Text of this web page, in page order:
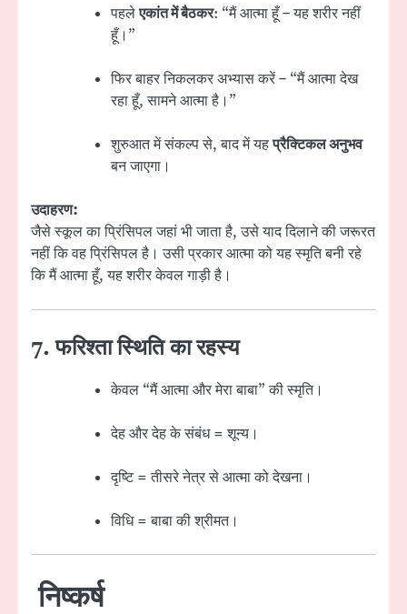
पहलेएकांत में बैठकर: “मैं आत्मा हूँ – यह शरीर नहीं
हूँ।”
फिर बाहर निकलकर अभ्यास करें – “मैं आत्मा देख
रहा हूँ, सामने आत्मा है।”
शुरुआत में संकल्प से, बाद में यहप्रैक्टिकल अनुभव
बन जाएगा।
उदाहरण:
जैसे स्कूल का प्रिंसिपल जहां भी जाता है, उसे याद दिलाने की जरूरत
नहीं कि वह प्रिंसिपल है। उसी प्रकार आत्मा को यह स्मृति बनी रहे
कि मैं आत्मा हूँ, यह शरीर केवल गाड़ी है।
7. फरिश्ता स्थिति का रहस्य
केवल “मैं आत्मा और मेरा बाबा” की स्मृति।
देह और देह के संबंध = शून्य।
दृष्टि = तीसरे नेत्र से आत्मा को देखना।
विधि = बाबा की श्रीमत।
निष्कर्ष